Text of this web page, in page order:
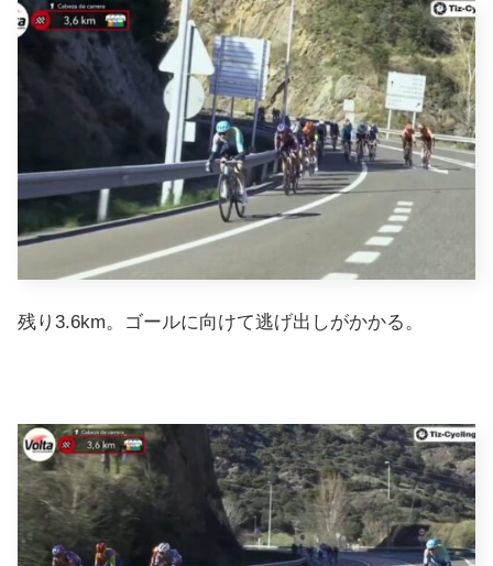
残り3.6km。ゴールに向けて逃げ出しがかかる。